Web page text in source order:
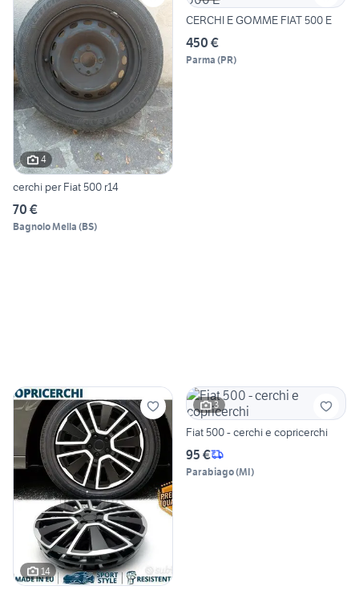
4
cerchi per Fiat 500 r14
70 €
Bagnolo Mella (BS)
CERCHI E GOMME FIAT 500 E
450 €
Parma (PR)
14
3
Fiat 500 - cerchi e copricerchi
95 €
Parabiago(MI)